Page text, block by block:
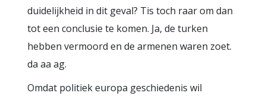
duidelijkheid in dit geval? Tis toch raar om dan
tot een conclusie te komen. Ja, de turken
hebben vermoord en de armenen waren zoet.
da aa ag.
Omdat politiek europa geschiedenis wil